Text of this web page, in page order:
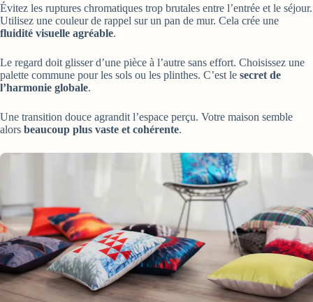
Évitez les ruptures chromatiques trop brutales entre l’entrée et le séjour.
Utilisez une couleur de rappel sur un pan de mur. Cela crée une
fluidité visuelle agréable.
Le regard doit glisser d’une pièce à l’autre sans effort. Choisissez une
palette commune pour les sols ou les plinthes. C’est le secret de
l’harmonie globale.
Une transition douce agrandit l’espace perçu. Votre maison semble
alors beaucoup plus vaste et cohérente.